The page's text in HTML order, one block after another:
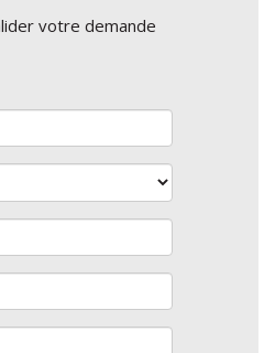
votre demande